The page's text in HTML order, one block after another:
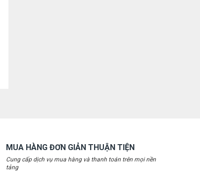
MUA HÀNG ĐƠN GIẢN THUẬN TIỆN
Cung cấp dịch vụ mua hàng và thanh toán trên mọi nền
tảng